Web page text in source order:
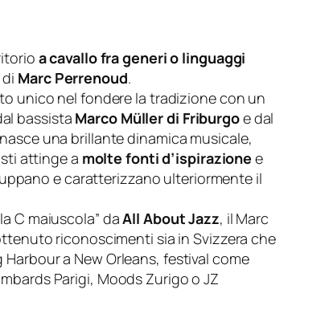
a cavallo fra generi o linguaggi
Marc Perrenoud.
unico nel fondere la tradizione con un
bassista Marco Müller di Friburgoe dal
una brillante dinamica musicale,
attinge a molte fonti d’ispirazione e
e caratterizzano ulteriormente il
C maiuscola” daAll About Jazz, il Marc
riconoscimenti sia in Svizzera che
a New Orleans, festival come
Parigi, Moods Zurigo o JZ